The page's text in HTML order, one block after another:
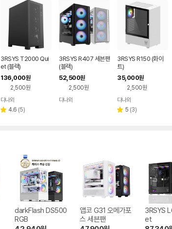
3RSYS T2000 Qui
et (블랙)
136,000원
2,500원
페이
다나와
별 4.6 리
(5)
3RSYS R407 세븐팬
(블랙)
52,500원
2,500원
다나와
3RSYS R150 (화이
트)
35,000원
2,500원
페이
다나와
별 5 리
(3)
darkFlash DS500
RGB
앱코 G31 오메가포
스 세븐팬
3RSYS
et